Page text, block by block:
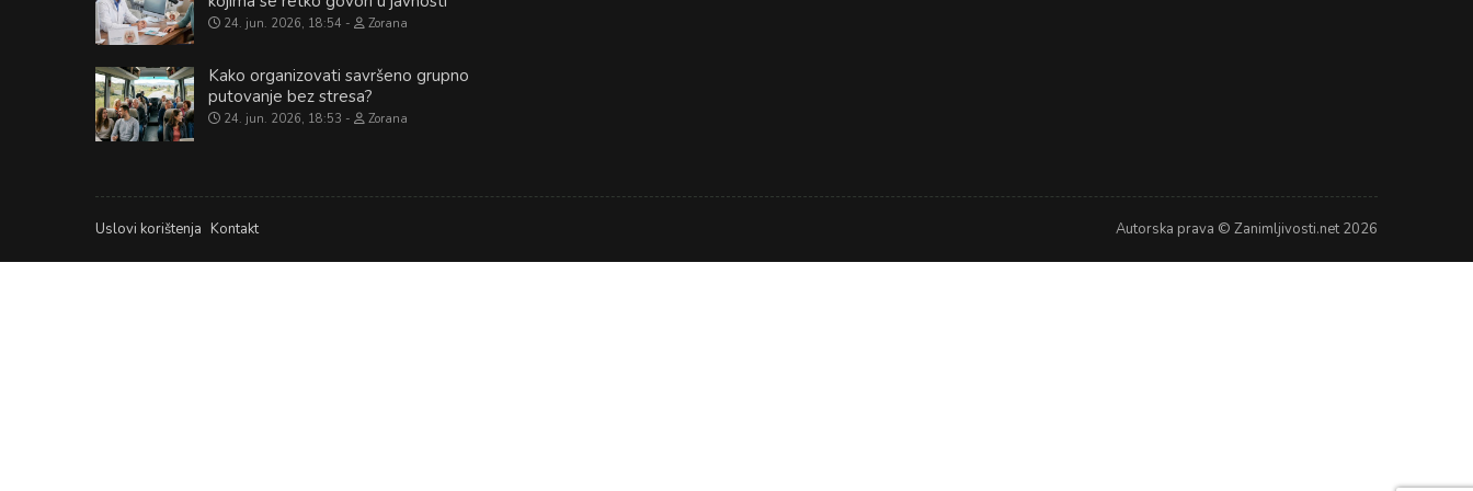
24. jun. 2026, 18:54 Zorana
Kako organizovati savršeno grupno
putovanje bez stresa?
24. jun. 2026, 18:53 Zorana
Uslovi korištenja Kontakt Autorska prava © Zanimljivosti.net 2026